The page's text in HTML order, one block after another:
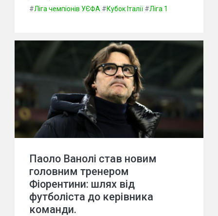
#Ліга чемпіонів УЄФА #Кубок Італії #Ліга 1
Паоло Ванолі став новим
головним тренером
Фіорентини: шлях від
футболіста до керівника
команди.